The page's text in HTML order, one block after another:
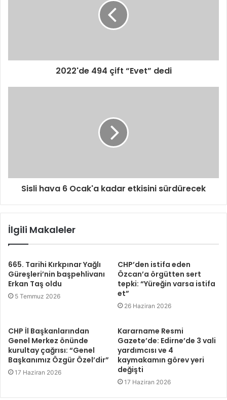
2022'de 494 çift “Evet” dedi
Sisli hava 6 Ocak'a kadar etkisini sürdürecek
İlgili Makaleler
665. Tarihi Kırkpınar Yağlı
Güreşleri’nin başpehlivanı
Erkan Taş oldu
5 Temmuz 2026
CHP’den istifa eden
Özcan’a örgütten sert
tepki: “Yüreğin varsa istifa
et”
26 Haziran 2026
CHP İl Başkanlarından
Genel Merkez önünde
kurultay çağrısı: “Genel
Başkanımız Özgür Özel’dir”
17 Haziran 2026
Kararname Resmi
Gazete’de: Edirne’de 3 vali
yardımcısı ve 4
kaymakamın görev yeri
değişti
17 Haziran 2026